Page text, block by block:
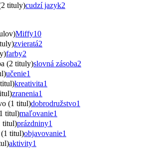
tituly)cudzí jazyk2
Miffy10
zvieratá2
farby2
(2 tituly)slovná zásoba2
učenie1
kreativita1
zranenia1
(1 titul)dobrodružstvo1
titul)maľovanie1
titul)prázdniny1
titul)objavovanie1
aktivity1